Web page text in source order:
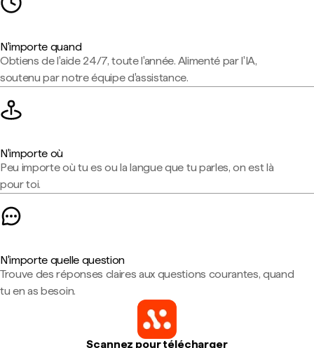
N'importe quand
Obtiens de l'aide 24/7, toute l'année. Alimenté par l'IA,
soutenu par notre équipe d'assistance.
N'importe où
Peu importe où tu es ou la langue que tu parles, on est là
pour toi.
N'importe quelle question
Trouve des réponses claires aux questions courantes, quand
tu en as besoin.
Scannez pour télécharger